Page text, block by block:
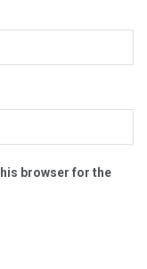
browser for the